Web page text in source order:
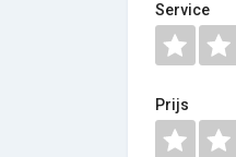
Service
Prijs